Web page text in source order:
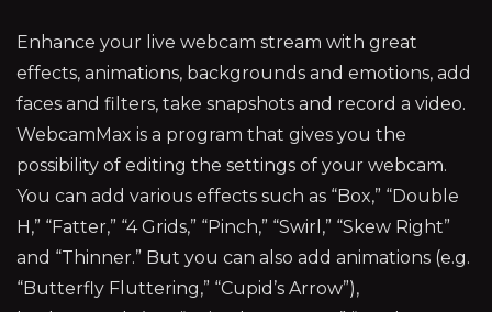
Enhance your live webcam stream with great
effects, animations, backgrounds and emotions, add
faces and filters, take snapshots and record a video.
WebcamMax is a program that gives you the
possibility of editing the settings of your webcam.
You can add various effects such as “Box,” “Double
H,” “Fatter,” “4 Grids,” “Pinch,” “Swirl,” “Skew Right”
and “Thinner.” But you can also add animations (e.g.
“Butterfly Fluttering,” “Cupid’s Arrow”),